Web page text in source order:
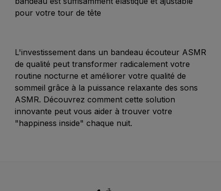
pour votre tour de tête
L'investissement dans un bandeau écouteur ASMR
de qualité peut transformer radicalement votre
routine nocturne et améliorer votre qualité de
sommeil grâce à la puissance relaxante des sons
ASMR. Découvrez comment cette solution
innovante peut vous aider à trouver votre
"happiness inside" chaque nuit.